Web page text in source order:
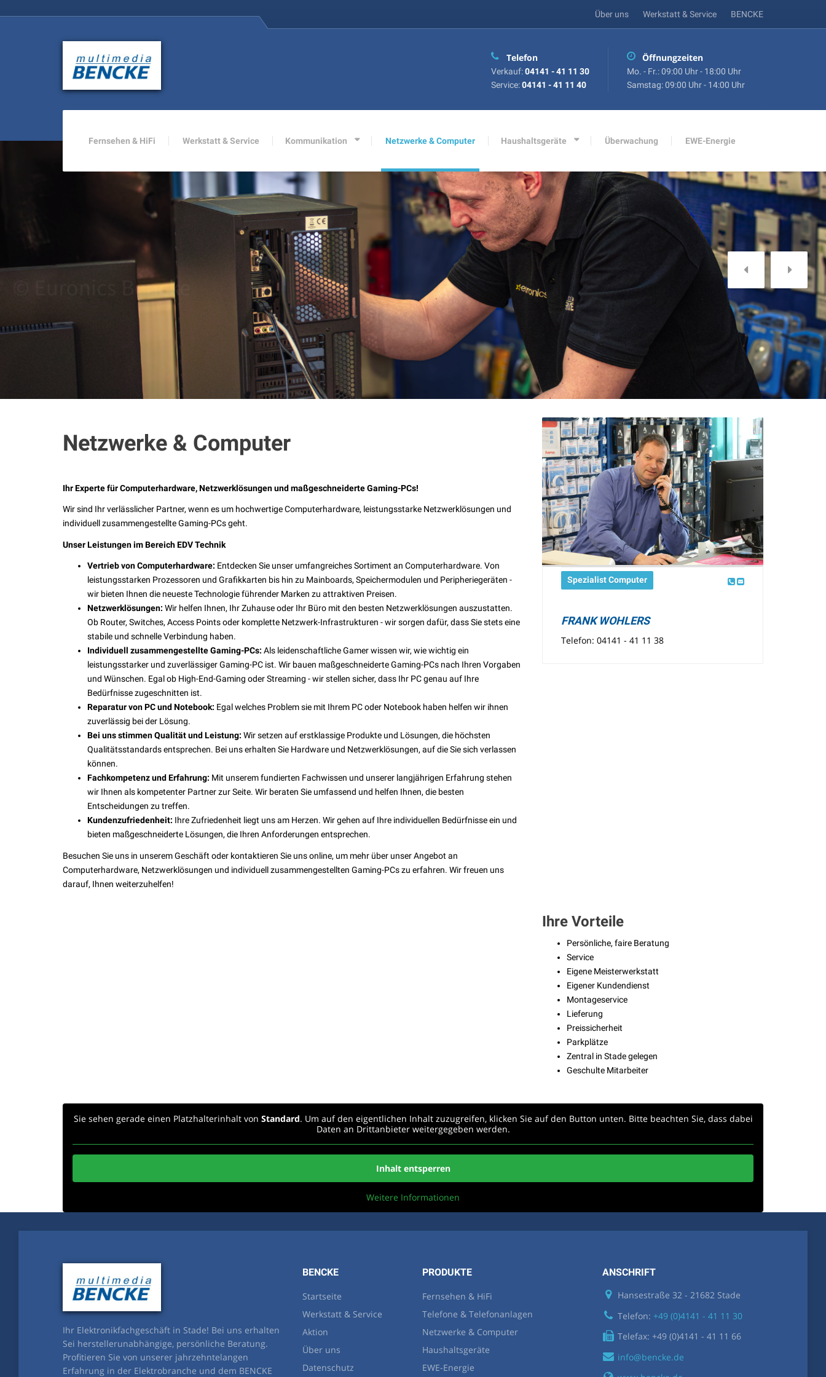
Über uns Werkstatt & Service BENCKE
Fernsehen & HiFi Werkstatt & Service Kommunikation Netzwerke & Computer Haushaltsgeräte Überwachung EWE-Energie
Telefon
Verkauf:04141 - 41 11 30
Service:04141 - 41 11 40
Öffnungzeiten
Mo. - Fr.: 09:00 Uhr - 18:00 Uhr
Samstag: 09:00 Uhr - 14:00 Uhr
Netzwerke & Computer
Ihr Experte für Computerhardware, Netzwerklösungen und maßgeschneiderte Gaming-PCs!
Wir sind Ihr verlässlicher Partner, wenn es um hochwertige Computerhardware, leistungsstarke Netzwerklösungen und
individuell zusammengestellte Gaming-PCs geht.
Unser Leistungen im Bereich EDV Technik
Vertrieb von Computerhardware: Entdecken Sie unser umfangreiches Sortiment an Computerhardware. Von
leistungsstarken Prozessoren und Grafikkarten bis hin zu Mainboards, Speichermodulen und Peripheriegeräten -
wir bieten Ihnen die neueste Technologie führender Marken zu attraktiven Preisen.
Netzwerklösungen: Wir helfen Ihnen, Ihr Zuhause oder Ihr Büro mit den besten Netzwerklösungen auszustatten.
Ob Router, Switches, Access Points oder komplette Netzwerk-Infrastrukturen - wir sorgen dafür, dass Sie stets eine
stabile und schnelle Verbindung haben.
Individuell zusammengestellte Gaming-PCs: Als leidenschaftliche Gamer wissen wir, wie wichtig ein
leistungsstarker und zuverlässiger Gaming-PC ist. Wir bauen maßgeschneiderte Gaming-PCs nach Ihren Vorgaben
und Wünschen. Egal ob High-End-Gaming oder Streaming - wir stellen sicher, dass Ihr PC genau auf Ihre
Bedürfnisse zugeschnitten ist.
Reparatur von PC und Notebook: Egal welches Problem sie mit Ihrem PC oder Notebook haben helfen wir ihnen
zuverlässig bei der Lösung.
Bei uns stimmen Qualität und Leistung: Wir setzen auf erstklassige Produkte und Lösungen, die höchsten
Qualitätsstandards entsprechen. Bei uns erhalten Sie Hardware und Netzwerklösungen, auf die Sie sich verlassen
können.
Fachkompetenz und Erfahrung: Mit unserem fundierten Fachwissen und unserer langjährigen Erfahrung stehen
wir Ihnen als kompetenter Partner zur Seite. Wir beraten Sie umfassend und helfen Ihnen, die besten
Entscheidungen zu treffen.
Kundenzufriedenheit: Ihre Zufriedenheit liegt uns am Herzen. Wir gehen auf Ihre individuellen Bedürfnisse ein und
bieten maßgeschneiderte Lösungen, die Ihren Anforderungen entsprechen.
Besuchen Sie uns in unserem Geschäft oder kontaktieren Sie uns online, um mehr über unser Angebot an
Computerhardware, Netzwerklösungen und individuell zusammengestellten Gaming-PCs zu erfahren. Wir freuen uns
darauf, Ihnen weiterzuhelfen!
Spezialist Computer
FRANK WOHLERS
Telefon: 04141 - 41 11 38
Ihre Vorteile
Persönliche, faire Beratung
Service
Eigene Meisterwerkstatt
Eigener Kundendienst
Montageservice
Lieferung
Preissicherheit
Parkplätze
Zentral in Stade gelegen
Geschulte Mitarbeiter
Sie sehen gerade einen Platzhalterinhalt von Standard. Um auf den eigentlichen Inhalt zuzugreifen, klicken Sie auf den Button unten. Bitte beachten Sie, dass dabei
Daten an Drittanbieter weitergegeben werden.
Inhalt entsperren
Weitere Informationen
Ihr Elektronikfachgeschäft in Stade! Bei uns erhalten
Sei herstellerunabhängige, persönliche Beratung.
Profitieren Sie von unserer jahrzehntelangen
Erfahrung in der Elektrobranche und dem BENCKE
BENCKE
Startseite
Werkstatt & Service
Aktion
Über uns
Datenschutz
PRODUKTE
Fernsehen & HiFi
Telefone & Telefonanlagen
Netzwerke & Computer
Haushaltsgeräte
EWE-Energie
ANSCHRIFT
Hansestraße 32 - 21682 Stade
Telefon: +49 (0)4141 - 41 11 30
Telefax: +49 (0)4141 - 41 11 66
info@bencke.de